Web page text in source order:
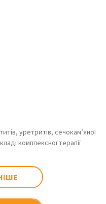
уретритів, сечокам’яної
комплексної терапії